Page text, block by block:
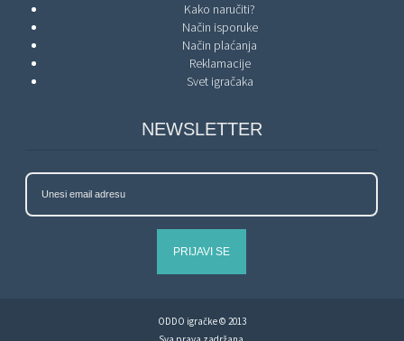
Kako naručiti?
Način isporuke
Način plaćanja
Reklamacije
Svet igračaka
NEWSLETTER
PRIJAVI SE
ODDO igračke © 2013